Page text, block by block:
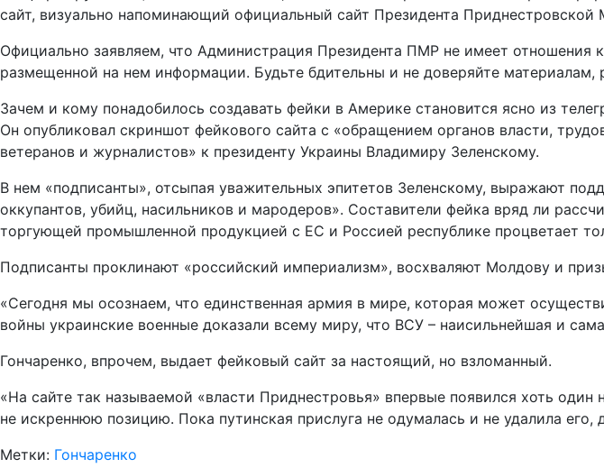
сайт, визуально напоминающий официальный сайт Президента Приднестровской
Официально заявляем, что Администрация Президента ПМР не имеет отношения
размещенной на нем информации. Будьте бдительны и не доверяйте
Зачем и кому понадобилось создавать фейки в Америке становится ясно из
Он опубликовал скриншот фейкового сайта с «обращением органов власти,
ветеранов и журналистов» к президенту Украины Владимиру Зеленскому.
В нем «подписанты», отсыпая уважительных эпитетов Зеленскому, выражают
оккупантов, убийц, насильников и мародеров». Составители фейка вряд ли
торгующей промышленной продукцией с ЕС и Россией республике процветает
Подписанты проклинают «российский империализм», восхваляют Молдову и
«Сегодня мы осознаем, что единственная армия в мире, которая может
войны украинские военные доказали всему миру, что ВСУ – наисильнейшая и
Гончаренко, впрочем, выдает фейковый сайт за настоящий, но взломанный.
«На сайте так называемой «власти Приднестровья» впервые появился хоть
не искреннюю позицию. Пока путинская прислуга не одумалась и не удалила
Метки: Гончаренко